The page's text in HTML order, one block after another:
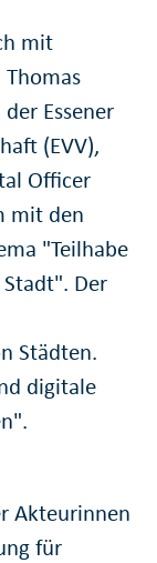
mit
Essener
(EVV),
Officer
mit den
"Teilhabe
Der
Städten.
digitale
Akteurinnen
für